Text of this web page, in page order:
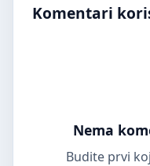
Komentari
Nema
Budite prvi